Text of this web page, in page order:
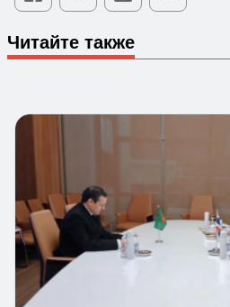
Читайте также